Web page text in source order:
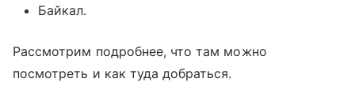
Байкал.
Рассмотрим подробнее, что там можно
посмотреть и как туда добраться.